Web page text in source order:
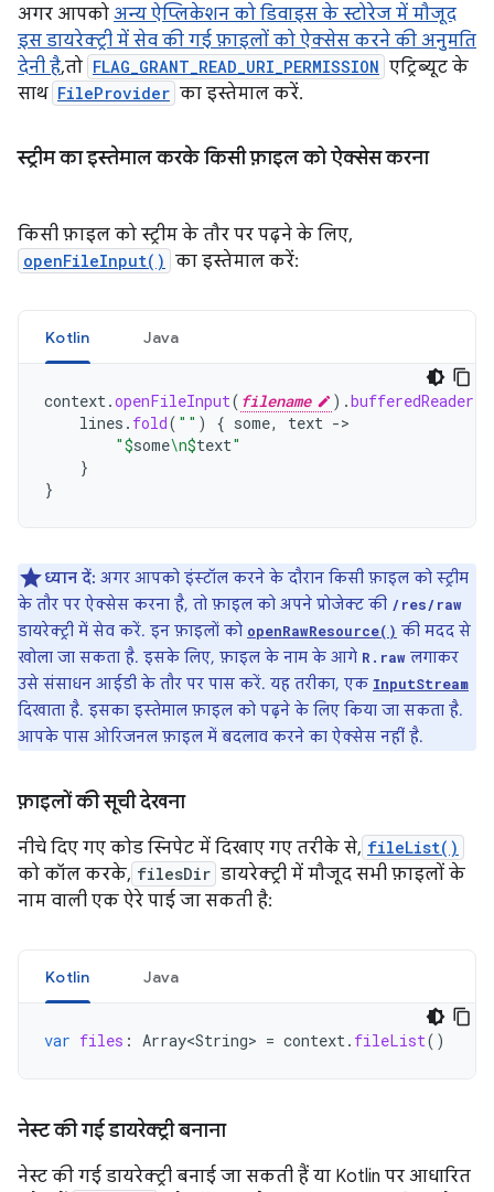
अगर आपको अन्य ऐप्लिकेशन को डिवाइस के स्टोरेज में मौजूद
इस डायरेक्ट्री में सेव की गई फ़ाइलों को ऐक्सेस करने की अनुमति
देनी है, तो FLAG_GRANT_READ_URI_PERMISSION एट्रिब्यूट के
साथ FileProvider का इस्तेमाल करें.
स्ट्रीम का इस्तेमाल करके किसी फ़ाइल को ऐक्सेस करना
किसी फ़ाइल को स्ट्रीम के तौर पर पढ़ने के लिए,
openFileInput() का इस्तेमाल करें:
Kotlin Java
context.openFileInput( filename ).bufferedReader
lines . fold( "" ) { some, text ->
"$some\n$text"
}
}
ध्यान दें: अगर आपको इंस्टॉल करने के दौरान किसी फ़ाइल को स्ट्रीम
के तौर पर ऐक्सेस करना है, तो फ़ाइल को अपने प्रोजेक्ट की /res/raw
डायरेक्ट्री में सेव करें. इन फ़ाइलों को openRawResource() की मदद से
खोला जा सकता है. इसके लिए, फ़ाइल के नाम के आगे R.raw लगाकर
उसे संसाधन आईडी के तौर पर पास करें. यह तरीका, एक InputStream
दिखाता है. इसका इस्तेमाल फ़ाइल को पढ़ने के लिए किया जा सकता है.
आपके पास ओरिजनल फ़ाइल में बदलाव करने का ऐक्सेस नहीं है.
फ़ाइलों की सूची देखना
नीचे दिए गए कोड स्निपेट में दिखाए गए तरीके से, fileList()
को कॉल करके, filesDir डायरेक्ट्री में मौजूद सभी फ़ाइलों के
नाम वाली एक ऐरे पाई जा सकती है:
Kotlin Java
var files : Array<String> = context. fileList()
नेस्ट की गई डायरेक्ट्री बनाना
नेस्ट की गई डायरेक्ट्री बनाई जा सकती हैं या Kotlin पर आधारित